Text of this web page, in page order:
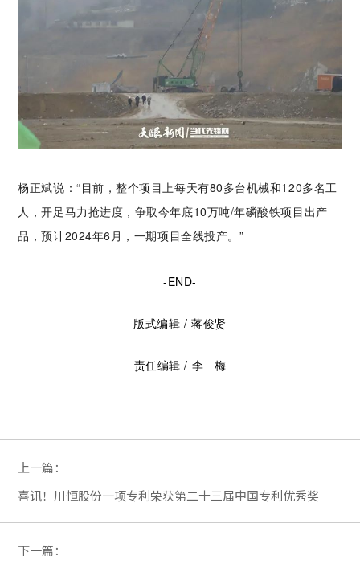
杨正斌说：“目前，整个项目上每天有80多台机械和120多名工
人，开足马力抢进度，争取今年底10万吨/年磷酸铁项目出产
品，预计2024年6月，一期项目全线投产。”
-END-
版式编辑 / 蒋俊贤
责任编辑 / 李 梅
上一篇：
喜讯！川恒股份一项专利荣获第二十三届中国专利优秀奖
下一篇：